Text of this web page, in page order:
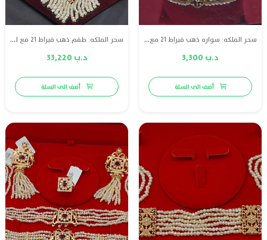
سحر الملكه: سواره ذهب قيراط 21 مع لؤلؤ طبيعي بحريني و الماس و زمرد أخضر
د.ب 3,300
أضف الى السلة
سحر الملكه: طقم ذهب قيراط 21 مع لؤلؤ طبيعي بحريني و الماس و زمرد أخضر
د.ب 33,220
أضف الى السلة